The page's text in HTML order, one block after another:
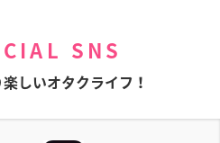
SNS
しいオタクライフ！